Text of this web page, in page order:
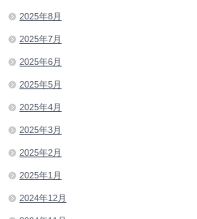
2025年8月
2025年7月
2025年6月
2025年5月
2025年4月
2025年3月
2025年2月
2025年1月
2024年12月